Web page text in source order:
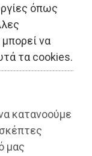
όπως
να
τα cookies.
κατανοούμε
μας